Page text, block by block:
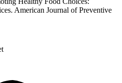
American Journal of Preventive